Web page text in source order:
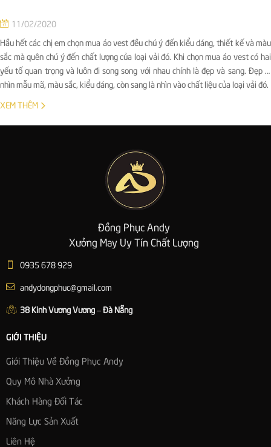
11/02/2020
Hầu hết các chị em chọn mua áo vest đều chú ý đến kiểu dáng, thiết kế và màu
sắc mà quên chú ý đến chất lượng của loại vải đó. Khi chọn mua áo vest có hai
yếu tố quan trọng và luôn đi song song với nhau chính là đẹp và sang. Đẹp là
nhìn mẫu mã, màu sắc, kiểu dáng, còn sang là nhìn vào chất liệu của loại vải đó.
XEM THÊM
Đồng Phục Andy
Xưởng May Uy Tín Chất Lượng
0935 678 929
andydongphuc@gmail.com
38 Kinh Vương Vương – Đà Nẵng
GIỚI THIỆU
Giới Thiệu Về Đồng Phục Andy
Quy Mô Nhà Xưởng
Khách Hàng Đối Tác
Năng Lực Sản Xuất
Liên Hệ